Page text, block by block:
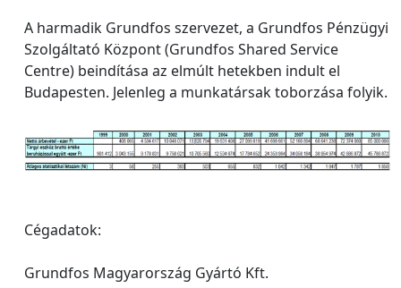
A harmadik Grundfos szervezet, a Grundfos Pénzügyi
Szolgáltató Központ (Grundfos Shared Service
Centre) beindítása az elmúlt hetekben indult el
Budapesten. Jelenleg a munkatársak toborzása folyik.
Cégadatok:
Grundfos Magyarország Gyártó Kft.